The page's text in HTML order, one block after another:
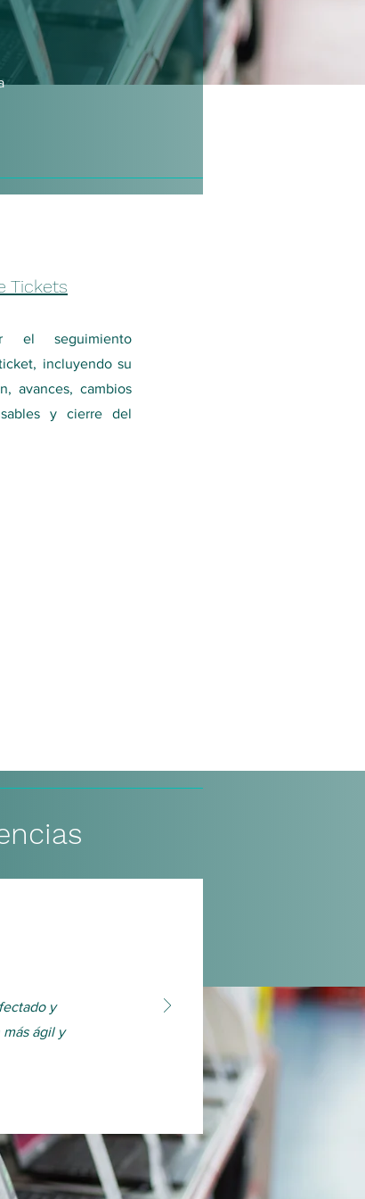
Tickets
el seguimiento
incluyendo su
avances, cambios
y cierre del
y
ágil y